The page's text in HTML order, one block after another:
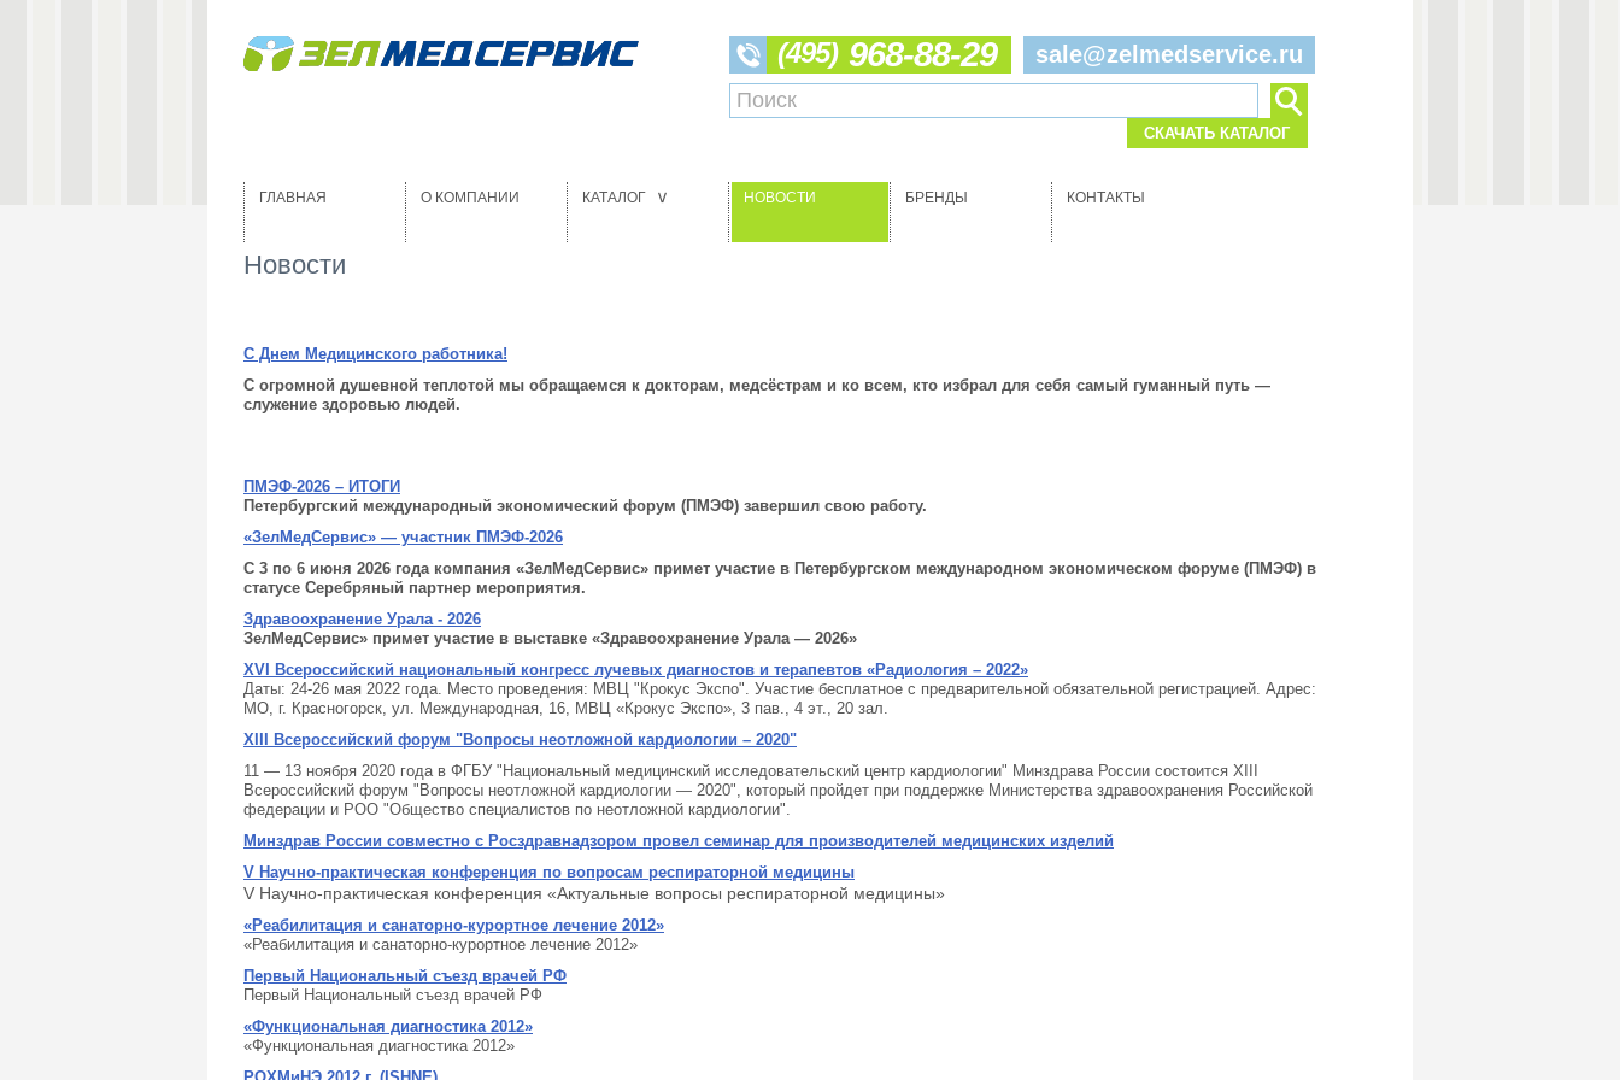
(495) 968-88-29 sale@zelmedservice.ru
СКАЧАТЬ КАТАЛОГ
Новости
ГЛАВНАЯ О КОМПАНИИ КАТАЛОГ > НОВОСТИ БРЕНДЫ КОНТАКТЫ
С Днем Медицинского работника!
С огромной душевной теплотой мы обращаемся к докторам, медсёстрам и ко всем, кто избрал для себя самый гуманный путь —
служение здоровью людей.
ПМЭФ-2026 – ИТОГИ
Петербургский международный экономический форум (ПМЭФ) завершил свою работу.
«ЗелМедСервис» — участник ПМЭФ-2026
С 3 по 6 июня 2026 года компания «ЗелМедСервис» примет участие в Петербургском международном экономическом форуме (ПМЭФ) в
статусе Серебряный партнер мероприятия.
Здравоохранение Урала - 2026
ЗелМедСервис» примет участие в выставке «Здравоохранение Урала — 2026»
XVI Всероссийский национальный конгресс лучевых диагностов и терапевтов «Радиология – 2022»
Даты: 24-26 мая 2022 года. Место проведения: МВЦ "Крокус Экспо". Участие бесплатное с предварительной обязательной регистрацией. Адрес:
МО, г. Красногорск, ул. Международная, 16, МВЦ «Крокус Экспо», 3 пав., 4 эт., 20 зал.
XIII Всероссийский форум "Вопросы неотложной кардиологии – 2020"
11 — 13 ноября 2020 года в ФГБУ "Национальный медицинский исследовательский центр кардиологии" Минздрава России состоится XIII
Всероссийский форум "Вопросы неотложной кардиологии — 2020", который пройдет при поддержке Министерства здравоохранения Российской
федерации и РОО "Общество специалистов по неотложной кардиологии".
Минздрав России совместно с Росздравнадзором провел семинар для производителей медицинских изделий
V Научно-практическая конференция по вопросам респираторной медицины
V Научно-практическая конференция «Актуальные вопросы респираторной медицины»
«Реабилитация и санаторно-курортное лечение 2012»
«Реабилитация и санаторно-курортное лечение 2012»
Первый Национальный съезд врачей РФ
Первый Национальный съезд врачей РФ
«Функциональная диагностика 2012»
«Функциональная диагностика 2012»